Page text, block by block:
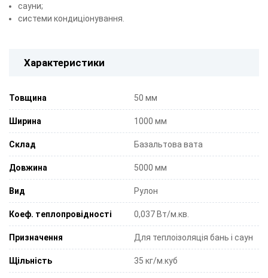
сауни;
системи кондиціонування.
Характеристики
Товщина 50 мм
Ширина 1000 мм
Склад Базальтова вата
Довжина 5000 мм
Вид Рулон
Коеф. теплопровідності 0,037 Вт/м.кв.
Призначення Для теплоізоляція бань і саун
Щільність 35 кг/м.куб